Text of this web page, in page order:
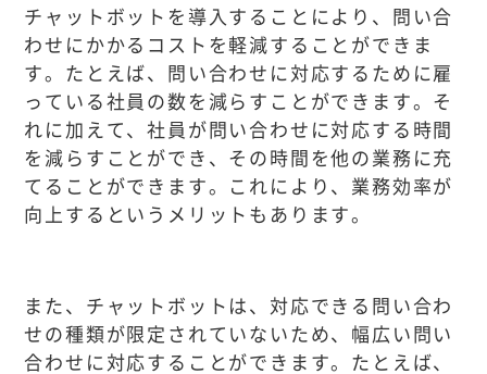
チャットボットを導入することにより、問い合
わせにかかるコストを軽減することができま
す。たとえば、問い合わせに対応するために雇
っている社員の数を減らすことができます。そ
れに加えて、社員が問い合わせに対応する時間
を減らすことができ、その時間を他の業務に充
てることができます。これにより、業務効率が
向上するというメリットもあります。
また、チャットボットは、対応できる問い合わ
せの種類が限定されていないため、幅広い問い
合わせに対応することができます。たとえば、